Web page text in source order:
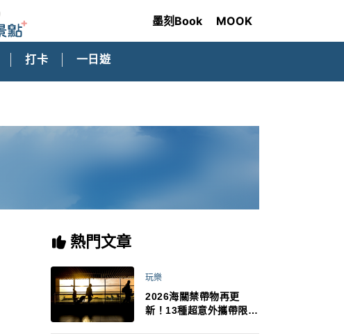
墨刻Book MOOK
打卡 一日遊
熱門文章
玩樂
2026海關禁帶物再更
新！13種超意外攜帶限